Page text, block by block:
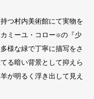
つ村内美術館にて実物を
ミーユ・コロー※の『少
様な緑で丁寧に描写をさ
る暗い背景として抑えら
が明るく浮き出して見え